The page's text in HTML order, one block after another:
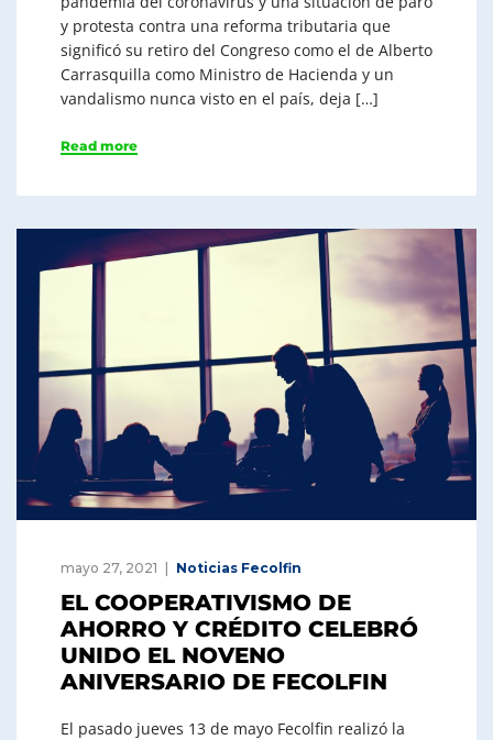
y protesta contra una reforma tributaria que
significó su retiro del Congreso como el de Alberto
Carrasquilla como Ministro de Hacienda y un
vandalismo nunca visto en el país, deja […]
Read more
mayo 27, 2021 Noticias Fecolfin
EL COOPERATIVISMO DE
AHORRO Y CRÉDITO CELEBRÓ
UNIDO EL NOVENO
ANIVERSARIO DE FECOLFIN
El pasado jueves 13 de mayo Fecolfin realizó la